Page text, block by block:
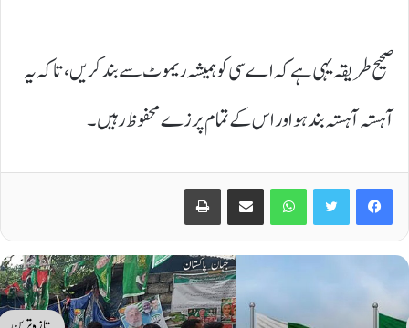
صحیح طریقہ یہی ہے کہ اے سی کو ہمیشہ ریموٹ سے بند کریں، تاکہ یہ
آہستہ آہستہ بند ہو اور اس کے تمام پرزے محفوظ رہیں۔
Facebook
Twitter
WhatsApp
Share via Email
Print